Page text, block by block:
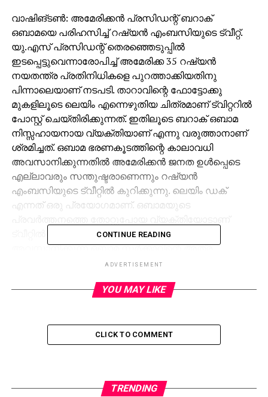
വാഷിങ്ടണ്‍: അമേരിക്കന്‍ പ്രസിഡന്റ് ബറാക്
ഒബാമയെ പരിഹസിച്ച് റഷ്യന്‍ എംബസിയുടെ ട്വീറ്റ്.
യു.എസ് പ്രസിഡന്റ് തെരഞ്ഞെടുപ്പില്‍
ഇടപ്പെട്ടുവെന്നാരോപിച്ച് അമേരിക്ക 35 റഷ്യന്‍
നയതന്ത്ര പ്രതിനിധികളെ പുറത്താക്കിയതിനു
പിന്നാലെയാണ് നടപടി. താറാവിന്റെ ഫോട്ടോക്കു
മുകളിലൂടെ ലെയിം എന്നെഴുതിയ ചിത്രമാണ് ട്വിറ്ററില്‍
പോസ്റ്റ് ചെയ്തിരിക്കുന്നത്. ഇതിലൂടെ ബറാക് ഒബാമ
നിസ്സഹായനായ വ്യക്തിയാണ് എന്നു വരുത്താനാണ്
ശ്രമിച്ചത്. ഒബാമ ഭരണകൂടത്തിന്റെ കാലാവധി
അവസാനിക്കുന്നതില്‍ അമേരിക്കന്‍ ജനത ഉള്‍പ്പെടെ
എല്ലാവരും സന്തുഷ്ടരാണെന്നും റഷ്യന്‍
എംബസിയുടെ ട്വീറ്റില്‍ കുറിക്കുന്നു. ലെയിം ഡക്
എന്നത് ഒരു പ്രയോഗമാണ്. ഒബാമയുടെ
ട്വീറ്റില്‍ താരതമ്യം ചെയ്യുന്നത്. കാലാവധി
അവസാനിക്കുന്ന ഒബാമ സര്‍ക്കാറിന്റെ അത്ര
പ്രാധാന്യമില്ലെന്ന് ട്വീറ്റിലൂടെ പറയാതെ
ഉയര്‍ന്നിട്ടുണ്ട്.
ഹാക്ക് ചെയ്തതായി യു.എസ് ഇന്റലിജന്‍സ് റിപ്പോര്‍ട്ട്
ചെയ്തിരുന്നു. ഇതിന്റെ അടിസ്ഥാനത്തിലാണ്
CONTINUE READING
ADVERTISEMENT
YOU MAY LIKE
CLICK TO COMMENT
TRENDING